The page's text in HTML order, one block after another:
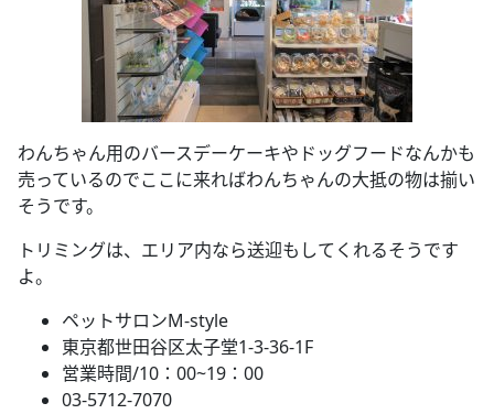
わんちゃん用のバースデーケーキやドッグフードなんかも
売っているのでここに来ればわんちゃんの大抵の物は揃い
そうです。
トリミングは、エリア内なら送迎もしてくれるそうです
よ。
ペットサロンM-style
東京都世田谷区太子堂1-3-36-1F
営業時間/10：00~19：00
03-5712-7070